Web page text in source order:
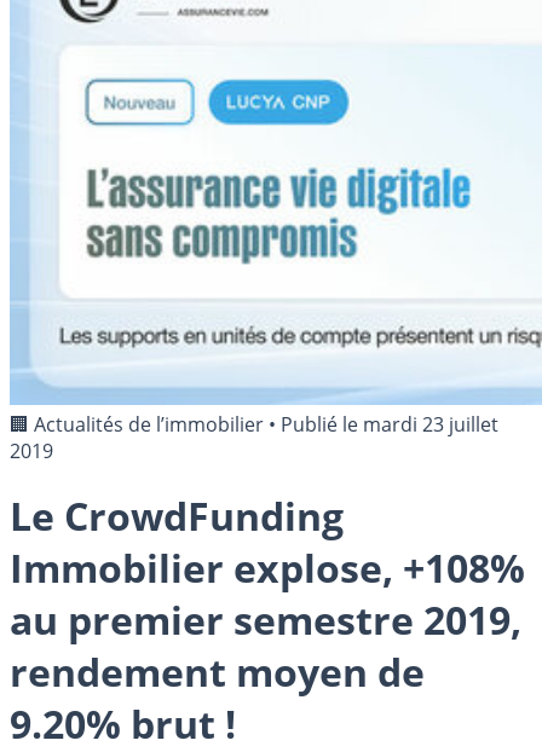
🏢 Actualités de l’immobilier • Publié le mardi 23 juillet
2019
Le CrowdFunding
Immobilier explose, +108%
au premier semestre 2019,
rendement moyen de
9.20% brut !